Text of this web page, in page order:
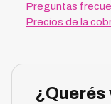
Preguntas
Precios de la